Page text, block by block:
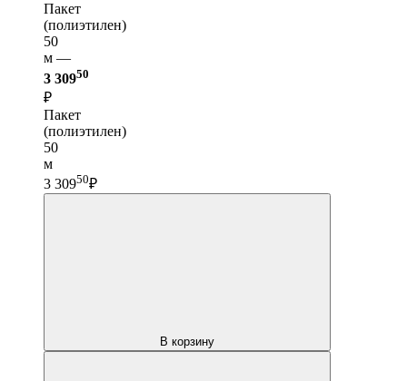
Пакет
(полиэтилен)
50
м —
3 30950
₽
Пакет
(полиэтилен)
50
м
3 30950₽
В корзину